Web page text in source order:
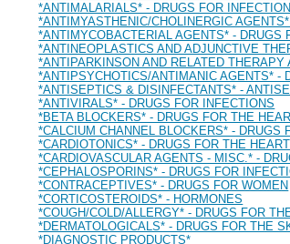
*ANTIMALARIALS* - DRUGS FOR
*ANTIMYASTHENIC/CHOLINERGIC
*ANTIMYCOBACTERIAL AGENTS* - DRUGS
*ANTINEOPLASTICS AND ADJUNCTIVE
*ANTIPARKINSON AND RELATED
*ANTIPSYCHOTICS/ANTIMANIC AGENTS* -
*ANTISEPTICS & DISINFECTANTS* -
*ANTIVIRALS* - DRUGS FOR INFECTIONS
*BETA BLOCKERS* - DRUGS FOR THE
*CALCIUM CHANNEL BLOCKERS* - DRUGS
*CARDIOTONICS* - DRUGS FOR THE HEART
*CARDIOVASCULAR AGENTS - MISC.* -
*CEPHALOSPORINS* - DRUGS FOR
*CONTRACEPTIVES* - DRUGS FOR WOMEN
*CORTICOSTEROIDS* - HORMONES
*COUGH/COLD/ALLERGY* - DRUGS FOR
*DERMATOLOGICALS* - DRUGS FOR THE
*DIAGNOSTIC PRODUCTS*